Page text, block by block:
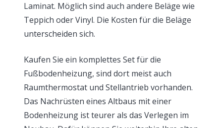
Laminat. Möglich sind auch andere Beläge wie
Teppich oder Vinyl. Die Kosten für die Beläge
unterscheiden sich.
Kaufen Sie ein komplettes Set für die
Fußbodenheizung, sind dort meist auch
Raumthermostat und Stellantrieb vorhanden.
Das Nachrüsten eines Altbaus mit einer
Bodenheizung ist teurer als das Verlegen im